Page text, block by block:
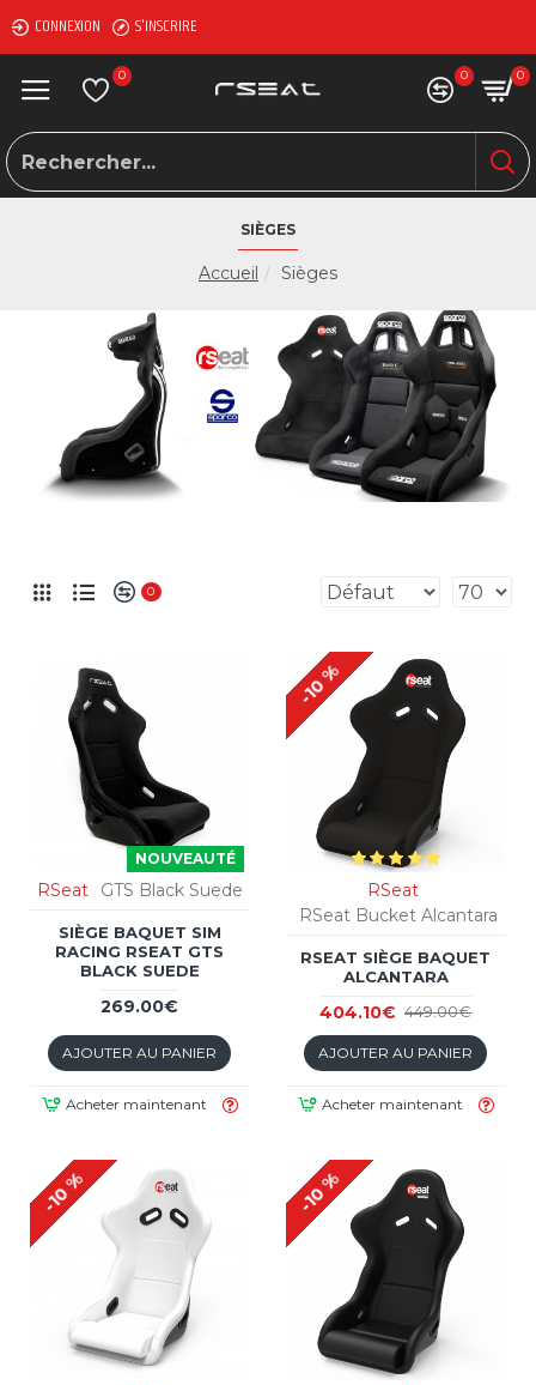
CONNEXION S'INSCRIRE
0 0 0
Accueil Sièges
SIÈGES
0
NOUVEAUTÉ
RSeat GTS Black Suede
SIÈGE BAQUET SIM
RACING RSEAT GTS
BLACK SUEDE
269.00€
AJOUTER AU PANIER
Acheter maintenant
-10 %
RSeat
RSeat Bucket Alcantara
RSEAT SIÈGE BAQUET
ALCANTARA
404.10€ 449.00€
AJOUTER AU PANIER
Acheter maintenant
-10 % -10 %